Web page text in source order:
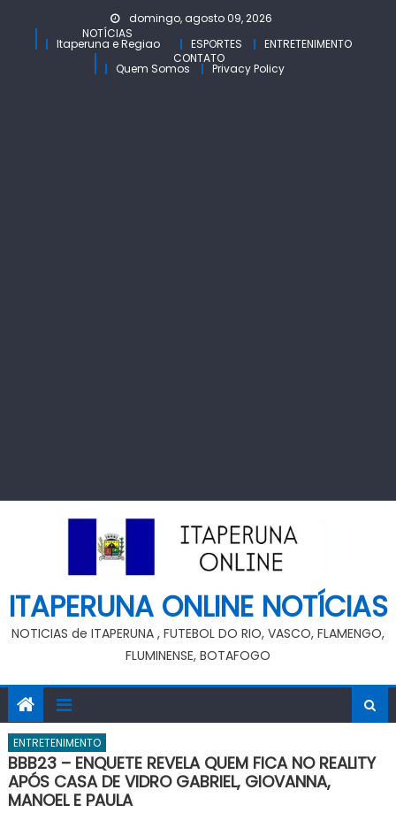
content
domingo, agosto 09, 2026
NOTÍCIAS
Itaperuna e Regiao ESPORTES
ENTRETENIMENTO
CONTATO
Quem Somos Privacy Policy
ITAPERUNA ONLINE NOTÍCIAS
NOTICIAS de ITAPERUNA , FUTEBOL DO RIO, VASCO, FLAMENGO,
FLUMINENSE, BOTAFOGO
ENTRETENIMENTO
BBB23 – ENQUETE REVELA QUEM FICA NO REALITY
APÓS CASA DE VIDRO GABRIEL, GIOVANNA,
MANOEL E PAULA